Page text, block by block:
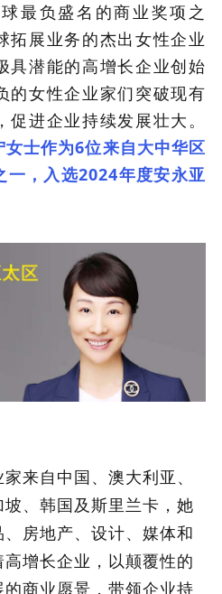
最负盛名的商业奖项之
拓展业务的杰出女性企业
具潜能的高增长企业创始
的女性企业家们突破现有
进企业持续发展壮大。
士作为6位来自大中华区
一，入选2024年度安永亚
来自中国、澳大利亚、
、韩国及斯里兰卡，她
房地产、设计、媒体和
增长企业，以颠覆性的
商业愿景，带领企业持